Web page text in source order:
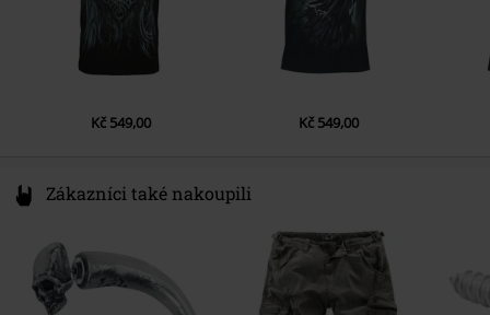
Kč 549,00 Kč 549,00
Zákazníci také nakoupili